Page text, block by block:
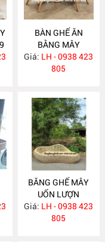
BÀN GHẾ ĂN
BẰNG MÂY
MA678
Giá: LH - 0938 423
805
BĂNG GHẾ MÂY
UỐN LƯỢN
MA667
Giá: LH - 0938 423
805